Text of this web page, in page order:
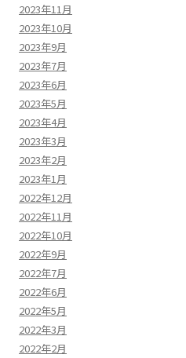
2023年11月
2023年10月
2023年9月
2023年7月
2023年6月
2023年5月
2023年4月
2023年3月
2023年2月
2023年1月
2022年12月
2022年11月
2022年10月
2022年9月
2022年7月
2022年6月
2022年5月
2022年3月
2022年2月